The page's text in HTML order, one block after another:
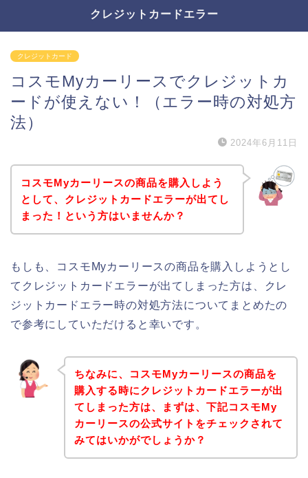
クレジットカードエラー
クレジットカード
コスモMyカーリースでクレジットカ
ードが使えない！（エラー時の対処方
法）
2024年6月11日
コスモMyカーリースの商品を購入しよう
として、クレジットカードエラーが出てし
まった！という方はいませんか？
もしも、コスモMyカーリースの商品を購入しようとし
てクレジットカードエラーが出てしまった方は、クレ
ジットカードエラー時の対処方法についてまとめたの
で参考にしていただけると幸いです。
ちなみに、コスモMyカーリースの商品を
購入する時にクレジットカードエラーが出
てしまった方は、まずは、下記コスモMy
カーリースの公式サイトをチェックされて
みてはいかがでしょうか？